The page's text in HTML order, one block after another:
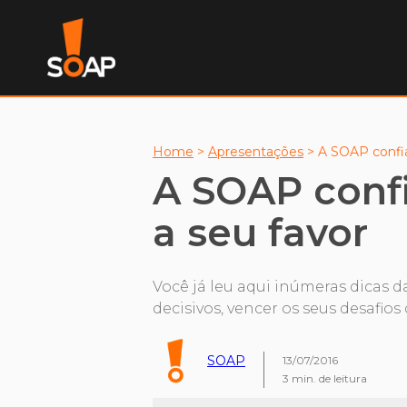
Home > Apresentações > A SOAP
A SOAP
a seu favor
Você já leu aqui inúmeras dicas
decisivos, vencer os seus
SOAP
13/07/2016
3 min. de leitura